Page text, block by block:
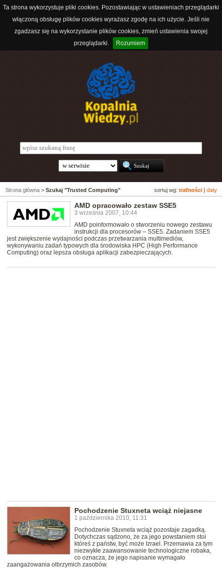
Ta strona wykorzystuje pliki cookies. Pozostawiając w ustawieniach przeglądarki
włączoną obsługę plików cookies wyrażasz zgodę na ich użycie. Jeśli nie
zgadzasz się na wykorzystanie plików cookies, zmień ustawienia swojej
przeglądarki.
Rozumiem
sortuj wg: trafności daty
Strona główna > Szukaj "Trusted Computing"
AMD opracowało zestaw SSE5
3 września 2007, 10:44
AMD poinformowało o stworzeniu nowego zestawu
instrukcji dla procesorów – SSE5. Zadaniem SSE5
jest zwiększenie wydajności podczas przetwarzania multimediów,
wykonywaniu zadań typowych dla środowiska HPC (High Performance
Computing) oraz lepsza obsługa aplikacji zabezpieczających.
Pochodzenie Stuxneta wciąż niejasne
1 października 2010, 11:31
Pochodzenie Stuxneta wciąż pozostaje zagadką.
Dotychczas sądzono, że za jego powstaniem stoi
któreś z państw, być może Izrael. Przemawia za tym
niezwykłe zaawansowanie technologiczne robaka,
co oznacza, że jego napisanie wymagało
zaangażowania olbrzymich zasobów.